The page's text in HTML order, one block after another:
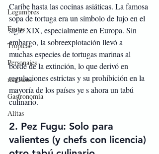
Legumbres
Frutas
Tropical
Personajes
mariscos
Gastronomía
Alitas
Caribe hasta las cocinas asiáticas. La famosa
sopa de tortuga era un símbolo de lujo en el
siglo XIX, especialmente en Europa. Sin
embargo, la sobreexplotación llevó a
muchas especies de tortugas marinas al
borde de la extinción, lo que derivó en
regulaciones estrictas y su prohibición en la
mayoría de los países ye s ahora un tabú
culinario.
2. Pez Fugu: Solo para
valientes (y chefs con licencia)